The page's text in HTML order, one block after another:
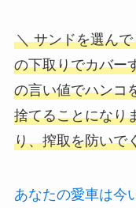
＼ サンドを選ん
の下取りでカバー
の言い値でハンコ
捨てることになり
り、搾取を防いで
あなたの愛車は今